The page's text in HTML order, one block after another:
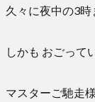
久々に夜中の3
しかも おごって
マスターご馳走